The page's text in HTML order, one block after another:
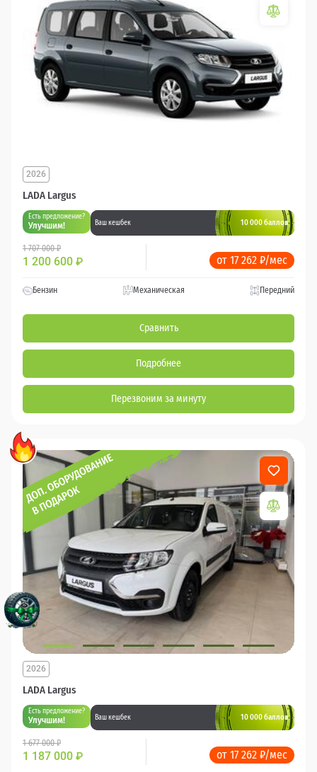
LADA Largus
2026
Есть предложение?
Улучшим! Ваш кешбек 10 000 баллов
1 707 000 ₽
1 200 600 ₽ от 17 262 ₽/мес
Бензин Механическая Передний
Сравнить
Подробнее
Перезвоним за минуту
LADA Largus
2026
Есть предложение?
Улучшим! Ваш кешбек 10 000 баллов
1 677 000 ₽
1 187 000 ₽ от 17 262 ₽/мес